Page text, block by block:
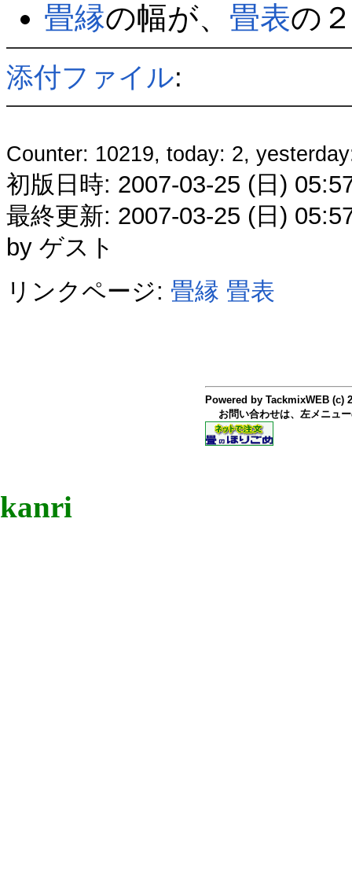
畳縁の幅が、 畳表の
添付ファイル:
Counter: 10219, today: 2,
初版日時: 2007-03-25 (日)
最終更新: 2007-03-25 (日)
by ゲスト
リンクページ: 畳縁 畳表
Powered by TackmixWEB (c)
お問い合わせは、左メニュー
kanri